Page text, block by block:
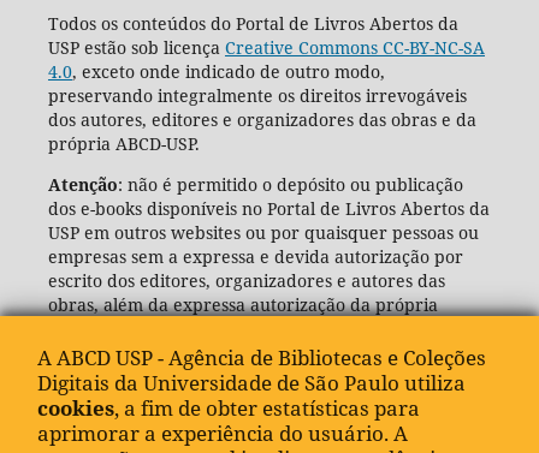
Todos os conteúdos do Portal de Livros Abertos da
USP estão sob licença Creative Commons CC-BY-NC-SA
4.0, exceto onde indicado de outro modo,
preservando integralmente os direitos irrevogáveis
dos autores, editores e organizadores das obras e da
própria ABCD-USP.
Atenção: não é permitido o depósito ou publicação
dos e-books disponíveis no Portal de Livros Abertos da
USP em outros websites ou por quaisquer pessoas ou
empresas sem a expressa e devida autorização por
escrito dos editores, organizadores e autores das
obras, além da expressa autorização da própria
(ABCD-USP).
A ABCD USP - Agência de Bibliotecas e Coleções
Digitais da Universidade de São Paulo utiliza
cookies, a fim de obter estatísticas para
aprimorar a experiência do usuário. A